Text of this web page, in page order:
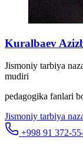
Kuralbaev
Jismoniy tarbiya
mudiri
pedagogika fanlari
Jismoniy tarbiya
+998 91 372-